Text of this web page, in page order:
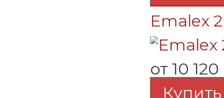
Emalex
от 10
Купить